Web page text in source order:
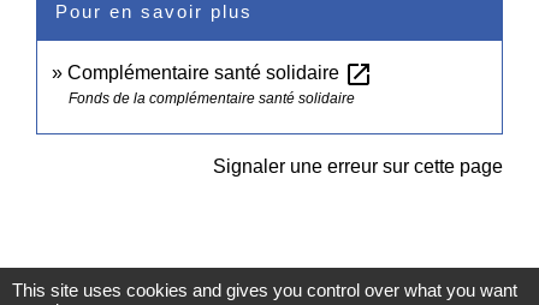
Pour en savoir plus
Complémentaire santé solidaire open_in_new
Fonds de la complémentaire santé solidaire
Signaler une erreur sur cette page
This site uses cookies and gives you control over what you want